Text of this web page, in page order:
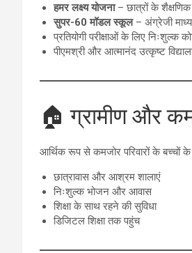
हमर लक्ष्य योजना– छात्रों के
सुपर-60 मॉडल स्कूल– अंग्रेजी
प्रतियोगी परीक्षाओं के लिए निःशुल्क
पीएमश्री और आत्मानंद उत्कृष्ट
🏠 ग्रामीण और
आर्थिक रूप से कमजोर परिवारों के बच्चों के
छात्रावास और आश्रम शालाएं
निःशुल्क भोजन और आवास
शिक्षा के साथ रहने की सुविधा
डिजिटल शिक्षा तक पहुंच